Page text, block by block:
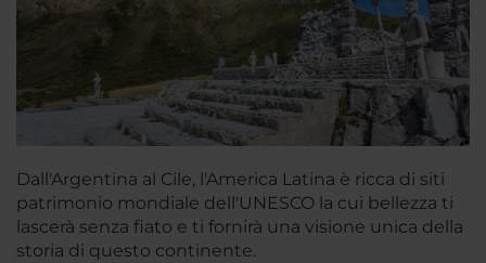
Dall'Argentina al Cile, l'America Latina è ricca di siti
patrimonio mondiale dell'UNESCO la cui bellezza ti
lascerà senza fiato e ti fornirà una visione unica della
storia di questo continente.